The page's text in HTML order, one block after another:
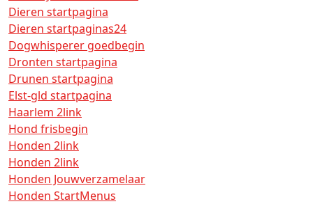
Dieren startpagina
Dieren startpaginas24
Dogwhisperer goedbegin
Dronten startpagina
Drunen startpagina
Elst-gld startpagina
Haarlem 2link
Hond frisbegin
Honden 2link
Honden 2link
Honden Jouwverzamelaar
Honden StartMenus